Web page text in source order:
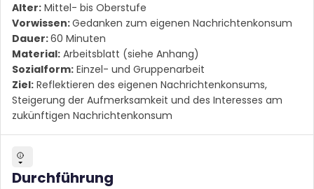
Alter: Mittel- bis Oberstufe
Vorwissen:Gedanken zum eigenen Nachrichtenkonsum
Dauer:60 Minuten
Material: Arbeitsblatt (siehe Anhang)
Sozialform: Einzel- und Gruppenarbeit
Ziel: Reflektieren des eigenen Nachrichtenkonsums,
Steigerung der Aufmerksamkeit und des Interesses am
zukünftigen Nachrichtenkonsum
Durchführung